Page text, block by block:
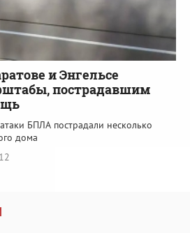
и Энгельсе
пострадавшим
БПЛА пострадали несколько
дома